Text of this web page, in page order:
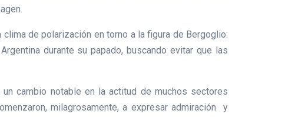
de polarización en torno a la figura de Bergoglio:
durante su papado, buscando evitar que las
cambio notable en la actitud de muchos sectores
milagrosamente, a expresar admiración y